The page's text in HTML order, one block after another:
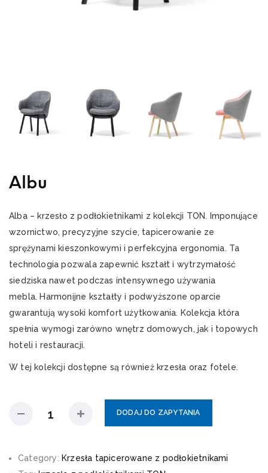
Albu
Alba – krzesło z podłokietnikami z kolekcji TON. Imponujące
wzornictwo, precyzyjne szycie, tapicerowanie ze
sprężynami kieszonkowymi i perfekcyjna ergonomia. Ta
technologia pozwala zapewnić kształt i wytrzymałość
siedziska nawet podczas intensywnego używania
mebla. Harmonijne kształty i podwyższone oparcie
gwarantują wysoki komfort użytkowania. Kolekcja która
spełnia wymogi zarówno wnętrz domowych, jak i topowych
hoteli i restauracji.
W tej kolekcji dostępne są również krzesła oraz fotele.
DODAJ DO ZAPYTANIA
Category: Krzesła tapicerowane z podłokietnikami